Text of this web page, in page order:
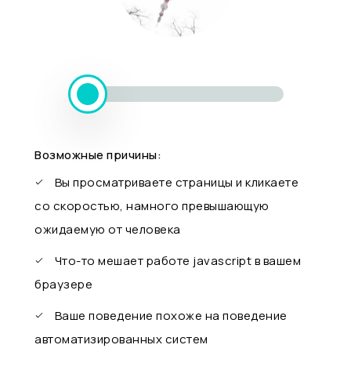
Возможные причины:
Вы просматриваете страницы и кликаете
со скоростью, намного превышающую
ожидаемую от человека
Что-то мешает работе javascript в вашем
браузере
Ваше поведение похоже на поведение
автоматизированных систем